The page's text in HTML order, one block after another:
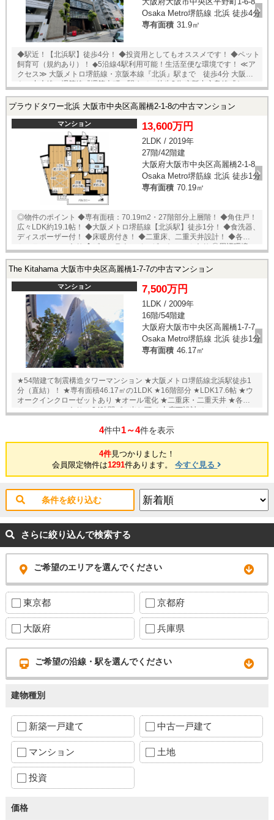
です♪ ※当社ではネットで他社様が広告している物件も同時に紹介・案内
可能です。 併せて内覧を希望される際は、物件名を担当者までお申し付
け下さい。
Osaka Metro堺筋線 北浜 徒歩4分
専有面積 31.9㎡
◆駅近！【北浜駅】徒歩4分！ ◆投資用としてもオススメです！ ◆ペット
飼育可（規約あり）！ ◆5沿線4駅利用可能！生活至便な環境です！ ≪ア
クセス≫ 大阪メトロ堺筋線・京阪本線『北浜』駅まで 徒歩4分 大阪メ
トロ中央線・堺筋線『堺筋本町』駅まで 徒歩8分 京阪中之島線『なに
で 徒歩10分 ≪周辺環境≫ ◆買い物・生活施設 セブンイレブン 北浜道
170m（徒歩3分） ザ・北浜プラザ …約350m（徒歩5分） ◆公園 公共施
設中之島公園 …約650m（徒歩9分） ◆行政・郵便局 大阪淡路町郵便局
…約300m（徒歩4分） 大阪市中央区役所 …約850m（徒歩11分） ◆医療
機関 杉林内科クリニック …約270m（徒歩4分） ☆ペット飼育可能（但
し規約による制限有り） ＊図面と現況が異なる場合は現況優先になりま
話いただくか、もしくは24時間対応可能「内覧予約・お問い合わせ」フ
ォームよりお問い合わせ下さい！業務に精通したスタッフが丁寧に対応
致します。ご来店が困難な場合は、ご希望場所でのお待ち合わせも可能
内可能です。 併せて内覧を希望される際は、物件名を担当者までお申し
付け下さい。
プラウドタワー北浜 大阪市中央区高麗橋2-1-8の中古マンション
マンション 13,600万円
2LDK / 2019年
27階/42階建
大阪府大阪市中央区高麗橋2-1-8
Osaka Metro堺筋線 北浜 徒歩1分
専有面積 70.19㎡
◎物件のポイント ◆専有面積：70.19m2・27階部分上層階！ ◆角住戸！
広々LDK約19.1帖！ ◆大阪メトロ堺筋線【北浜駅】徒歩1分！ ◆食洗器、
ディスポーザー付！ ◆床暖房付き！ ◆二重床、二重天井設計！ ◆各階ゴ
ミステーションあり ◆ビューラウンジ・ゲストルームあり ◎周辺環境 ◆
フレスコ北浜プラザ店：徒歩3分 ◆THE Kitahama PLAZA：徒歩2分 ◆
件！お好きな日時でご内覧可能！★当店までお電話いただくか、もしく
は24時間対応可能「内覧予約・お問い合わせ」フォームよりお問い合わ
せ下さい！ ※当社ではネットで他社様が広告している物件も同時に紹
介・案内可能です。 併せて内覧を希望される際は、物件名を担当者まで
お申し付け下さい。
The Kitahama 大阪市中央区高麗橋1-7-7の中古マンション
マンション 7,500万円
1LDK / 2009年
16階/54階建
大阪府大阪市中央区高麗橋1-7-7
Osaka Metro堺筋線 北浜 徒歩1分
専有面積 46.17㎡
★54階建て制震構造タワーマンション ★大阪メトロ堺筋線北浜駅徒歩1
分（直結）！ ★専有面積46.17㎡の1LDK ★16階部分 ★LDK17.6帖 ★ウ
オークインクローゼットあり ★オール電化 ★二重床・二重天井 ★各階ゴ
ミステーションあり ★24時間ゴミ出し可 ★内廊下設計 ★エレベーター
★ペット飼育可（規約制限有） 〈共用施設〉 ◎コンシェルジュサービス
ェ 11階 ◎和室「千望亭」11階 ◎集会室 12階 ◎ビューラウンジ「ス
カイブルー」29階 ◎ゲストルーム「ゴールド」29階 〈アクセス〉 ◎大
阪メトロ堺筋線北浜駅徒歩1分 ◎京阪本線北浜駅徒歩3分 ◎大阪メトロ御
堂筋線淀屋橋駅徒歩7分 ★スーパー・コンビニが近隣に有り生活便利な
環境です♪ ※当社ではネットで他社様が広告している物件も同時に紹介・
案内可能です。 併せて内覧を希望される際は、物件名を担当者までお申
し付け下さい。
4件中1～4件を表示
4件見つかりました！
会員限定物件は1291件あります。今すぐ見る
条件を絞り込む
さらに絞り込んで検索する
ご希望のエリアを選んでください
東京都 京都府
大阪府 兵庫県
ご希望の沿線・駅を選んでください
建物種別
新築一戸建て 中古一戸建て
マンション 土地
投資
価格